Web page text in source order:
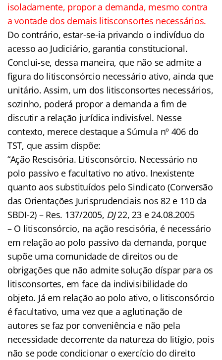
isoladamente, propor a demanda, mesmo contra
a vontade dos demais litisconsortes necessários.
Do contrário, estar-se-ia privando o indivíduo do
acesso ao Judiciário, garantia constitucional.
Conclui-se, dessa maneira, que não se admite a
figura do litisconsórcio necessário ativo, ainda que
unitário. Assim, um dos litisconsortes necessários,
sozinho, poderá propor a demanda a fim de
discutir a relação jurídica indivisível. Nesse
contexto, merece destaque a Súmula nº 406 do
TST, que assim dispõe:
“Ação Rescisória. Litisconsórcio. Necessário no
polo passivo e facultativo no ativo. Inexistente
quanto aos substituídos pelo Sindicato (Conversão
das Orientações Jurisprudenciais nos 82 e 110 da
SBDI-2) – Res. 137/2005, DJ22, 23 e 24.08.2005
– O litisconsórcio, na ação rescisória, é necessário
em relação ao polo passivo da demanda, porque
supõe uma comunidade de direitos ou de
obrigações que não admite solução díspar para os
litisconsortes, em face da indivisibilidade do
objeto. Já em relação ao polo ativo, o litisconsórcio
é facultativo, uma vez que a aglutinação de
autores se faz por conveniência e não pela
necessidade decorrente da natureza do litígio, pois
não se pode condicionar o exercício do direito